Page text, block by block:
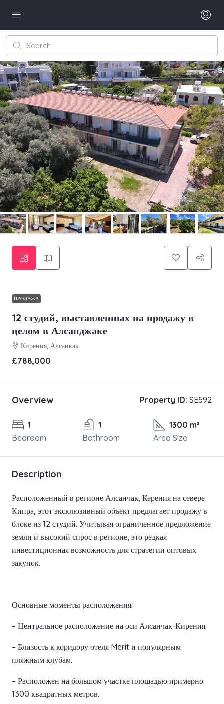
ПРОДАЖА
12 студий, выставленных на продажу в
целом в Алсанджаке
Кирения, Алсанкак
£788,000
Overview Property ID: SE592
1
Bedroom
1
Bathroom
1300 m²
Area Size
Description
Расположенный в регионе Алсанчак, Керения на севере
Кипра, этот эксклюзивный объект предлагает продажу в
блоке из 12 студий. Учитывая ограниченное предложение
земли и высокий спрос в регионе, это редкая
инвестиционная возможность для стратегии оптовых
закупок.
Основные моменты расположения:
– Центральное расположение на оси Алсанчак-Кирения.
– Близость к коридору отеля Merit и популярным
пляжным клубам.
– Расположен на большом участке площадью примерно
1300 квадратных метров.